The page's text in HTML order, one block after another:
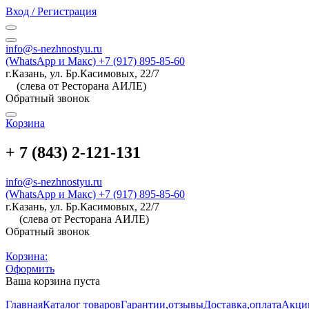
Вход / Регистрация
info@s-nezhnostyu.ru
(WhatsApp и Макс) +7 (917) 895-85-60
г.Казань, ул. Бр.Касимовых, 22/7
(слева от Ресторана АИЛЕ)
Обратный звонок
Корзина
+ 7 (843) 2-121-131
info@s-nezhnostyu.ru
(WhatsApp и Макс) +7 (917) 895-85-60
г.Казань, ул. Бр.Касимовых, 22/7
(слева от Ресторана АИЛЕ)
Обратный звонок
Корзина:
Оформить
Ваша корзина пуста
ГлавнаяКаталог товаровГарантии,отзывыДоставка,оплата